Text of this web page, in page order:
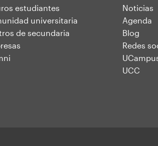
estudiantes
universitaria
de secundaria
Noticias
Agenda
Blog
Redes
UCC